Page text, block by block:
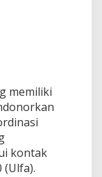
memiliki
kontak
(Ulfa).